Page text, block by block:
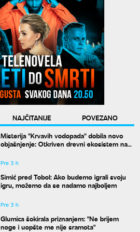
NAJČITANIJE
POVEZANO
Misterija "Krvavih vodopada" dobila novo
objašnjenje: Otkriven drevni ekosistem na
Pre 3 h
Simić pred Tobol: Ako budemo igrali svoju
igru, možemo da se nadamo najboljem
Pre 3 h
Glumica šokirala priznanjem: "Ne brijem
noge i uopšte me nije sramota"